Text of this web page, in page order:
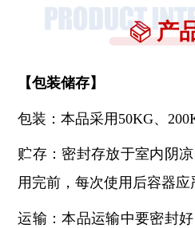
产
【包装储存】
包装：本品采用 50KG、
贮存：密封存放于室内阴
用完前，每次使用后容器应
运输：本品运输中要密封